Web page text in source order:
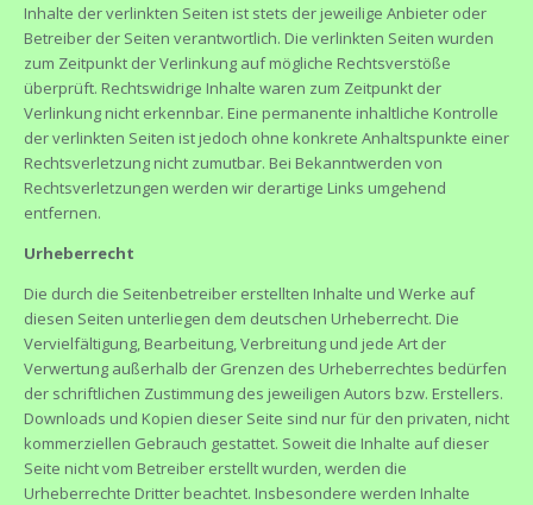
Inhalte der verlinkten Seiten ist stets der jeweilige Anbieter oder
Betreiber der Seiten verantwortlich. Die verlinkten Seiten wurden
zum Zeitpunkt der Verlinkung auf mögliche Rechtsverstöße
überprüft. Rechtswidrige Inhalte waren zum Zeitpunkt der
Verlinkung nicht erkennbar. Eine permanente inhaltliche Kontrolle
der verlinkten Seiten ist jedoch ohne konkrete Anhaltspunkte einer
Rechtsverletzung nicht zumutbar. Bei Bekanntwerden von
Rechtsverletzungen werden wir derartige Links umgehend
entfernen.
Urheberrecht
Die durch die Seitenbetreiber erstellten Inhalte und Werke auf
diesen Seiten unterliegen dem deutschen Urheberrecht. Die
Vervielfältigung, Bearbeitung, Verbreitung und jede Art der
Verwertung außerhalb der Grenzen des Urheberrechtes bedürfen
der schriftlichen Zustimmung des jeweiligen Autors bzw. Erstellers.
Downloads und Kopien dieser Seite sind nur für den privaten, nicht
kommerziellen Gebrauch gestattet. Soweit die Inhalte auf dieser
Seite nicht vom Betreiber erstellt wurden, werden die
Urheberrechte Dritter beachtet. Insbesondere werden Inhalte